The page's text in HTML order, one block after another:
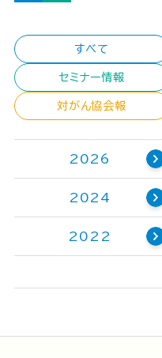
すべて
セミナー情報
対がん協会報
2026
2024
2022